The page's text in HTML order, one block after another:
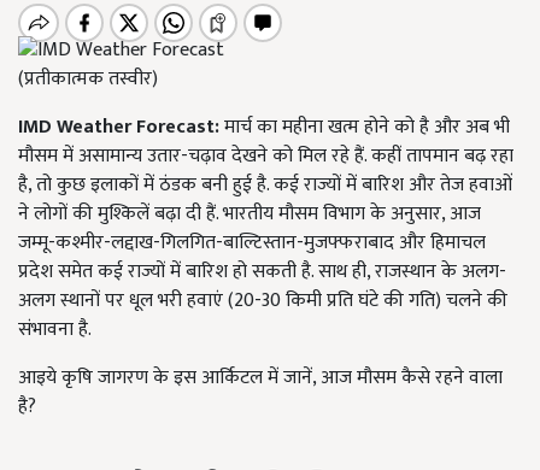
(प्रतीकात्मक तस्वीर)
IMD Weather Forecast:मार्च का महीना खत्म होने को है और अब भी
मौसम में असामान्य उतार-चढ़ाव देखने को मिल रहे हैं. कहीं तापमान बढ़ रहा
है, तो कुछ इलाकों में ठंडक बनी हुई है. कई राज्यों में बारिश और तेज हवाओं
ने लोगों की मुश्किलें बढ़ा दी हैं. भारतीय मौसम विभाग के अनुसार, आज
जम्मू-कश्मीर-लद्दाख-गिलगित-बाल्टिस्तान-मुजफ्फराबाद और हिमाचल
प्रदेश समेत कई राज्यों में बारिश हो सकती है. साथ ही, राजस्थान के अलग-
अलग स्थानों पर धूल भरी हवाएं (20-30 किमी प्रति घंटे की गति) चलने की
संभावना है.
आइये कृषि जागरण के इस आर्किटल में जानें, आज मौसम कैसे रहने वाला
है?